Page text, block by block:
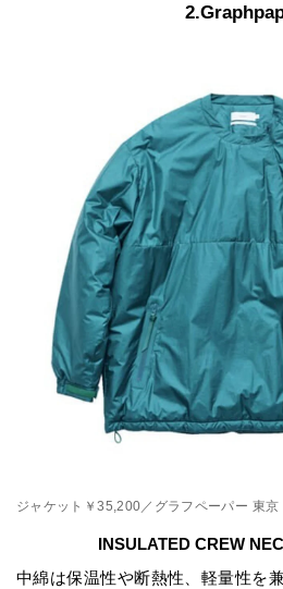
ジャケット￥35,200／グラフペーパー 東京
INSULATED CREW
中綿は保温性や断熱性、軽量性を